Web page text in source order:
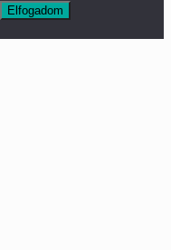
Elfogadom